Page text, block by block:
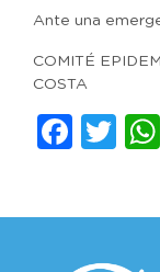
Ante una
COMITÉ
COSTA